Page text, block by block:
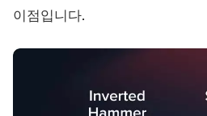
이점입니다.